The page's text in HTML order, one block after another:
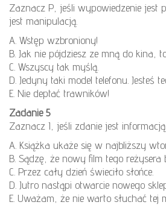
Zaznacz P, jeśli wypowiedzenie jest
jest manipulacją.
A. Wstęp wzbroniony!
B. Jak nie pójdziesz ze mną do kina,
C. Wszyscy tak myślą.
D. Jedyny taki model telefonu. Jesteś
E. Nie deptać trawników!
Zadanie 5
Zaznacz I, jeśli zdanie jest
A. Książka ukaże się w najbliższy
B. Sądzę, że nowy film tego reżysera
C. Przez cały dzień świeciło słońce.
D. Jutro nastąpi otwarcie nowego
E. Uważam, że nie warto słuchać tej